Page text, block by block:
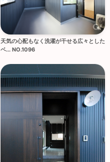
天気の心配もなく洗濯が干せる広々とした
ベ... NO.1096